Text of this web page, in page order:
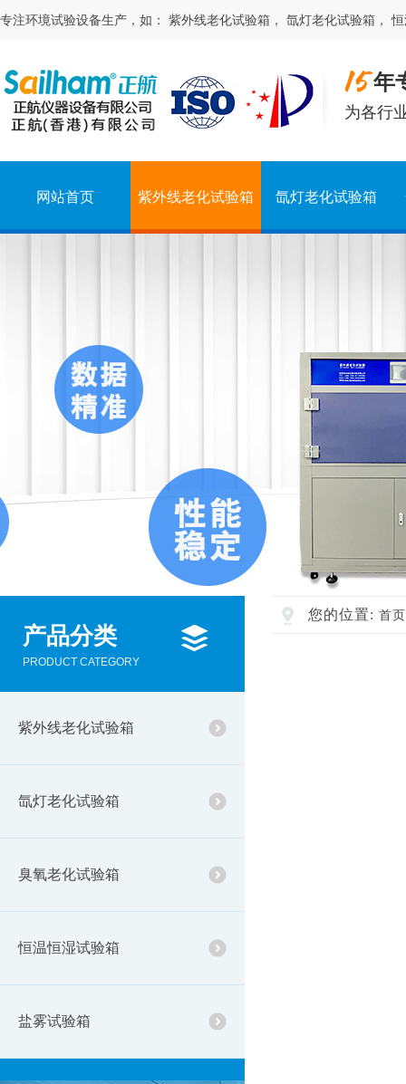
专注环境试验设备生产，如： 紫外线老化试验箱 ， 氙灯老化试验箱 ，
年
为各行
网站首页 紫外线老化试验箱 氙灯老化试验箱
产品分类
PRODUCT CATEGORY
紫外线老化试验箱
氙灯老化试验箱
臭氧老化试验箱
恒温恒湿试验箱
盐雾试验箱
您的位置: 首页